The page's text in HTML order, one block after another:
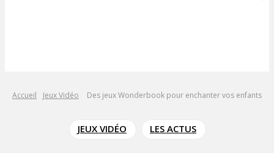
Accueil Jeux Vidéo Des jeux Wonderbook pour enchanter vos enfants
JEUX VIDÉO LES ACTUS